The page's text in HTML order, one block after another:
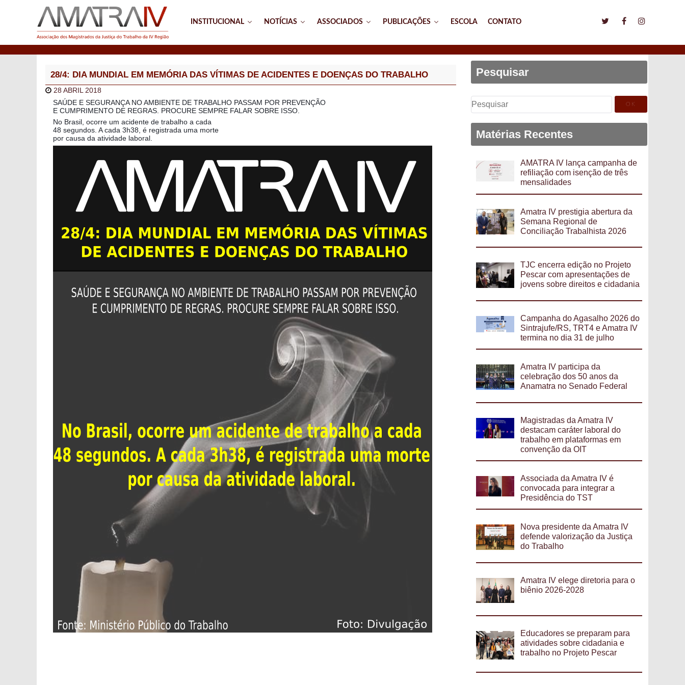
INSTITUCIONAL NOTÍCIAS ASSOCIADOS PUBLICAÇÕES ESCOLA CONTATO
28/4: DIA MUNDIAL EM MEMÓRIA DAS VÍTIMAS DE ACIDENTES E DOENÇAS DO TRABALHO
28 ABRIL 2018
SAÚDE E SEGURANÇA NO AMBIENTE DE TRABALHO PASSAM POR PREVENÇÃO
E CUMPRIMENTO DE REGRAS. PROCURE SEMPRE FALAR SOBRE ISSO.
No Brasil, ocorre um acidente de trabalho a cada
48 segundos. A cada 3h38, é registrada uma morte
por causa da atividade laboral.
Pesquisar
Pesquisar
por:
Matérias Recentes
AMATRA IV lança campanha de
refiliação com isenção de três
mensalidades
Amatra IV prestigia abertura da
Semana Regional de
Conciliação Trabalhista 2026
TJC encerra edição no Projeto
Pescar com apresentações de
jovens sobre direitos e cidadania
Campanha do Agasalho 2026 do
Sintrajufe/RS, TRT4 e Amatra IV
termina no dia 31 de julho
Amatra IV participa da
celebração dos 50 anos da
Anamatra no Senado Federal
Magistradas da Amatra IV
destacam caráter laboral do
trabalho em plataformas em
convenção da OIT
Associada da Amatra IV é
convocada para integrar a
Presidência do TST
Nova presidente da Amatra IV
defende valorização da Justiça
do Trabalho
Amatra IV elege diretoria para o
biênio 2026-2028
Educadores se preparam para
atividades sobre cidadania e
trabalho no Projeto Pescar